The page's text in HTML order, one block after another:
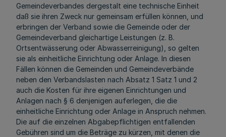
Gemeindeverbandes dergestalt eine technische Einheit
daß sie ihren Zweck nur gemeinsam erfüllen können, und
erbringen der Verband sowie die Gemeinde oder der
Gemeindeverband gleichartige Leistungen (z. B.
Ortsentwässerung oder Abwasserreinigung), so gelten
sie als einheitliche Einrichtung oder Anlage. In diesen
Fällen können die Gemeinden und Gemeindeverbände
neben den Verbandslasten nach Absatz 1 Satz 1 und 2
auch die Kosten für ihre eigenen Einrichtungen und
Anlagen nach § 6 denjenigen auferlegen, die die
einheitliche Einrichtung oder Anlage in Anspruch nehmen.
Die auf die einzelnen Abgabepflichtigen entfallenden
Gebühren sind um die Beträge zu kürzen, mit denen die